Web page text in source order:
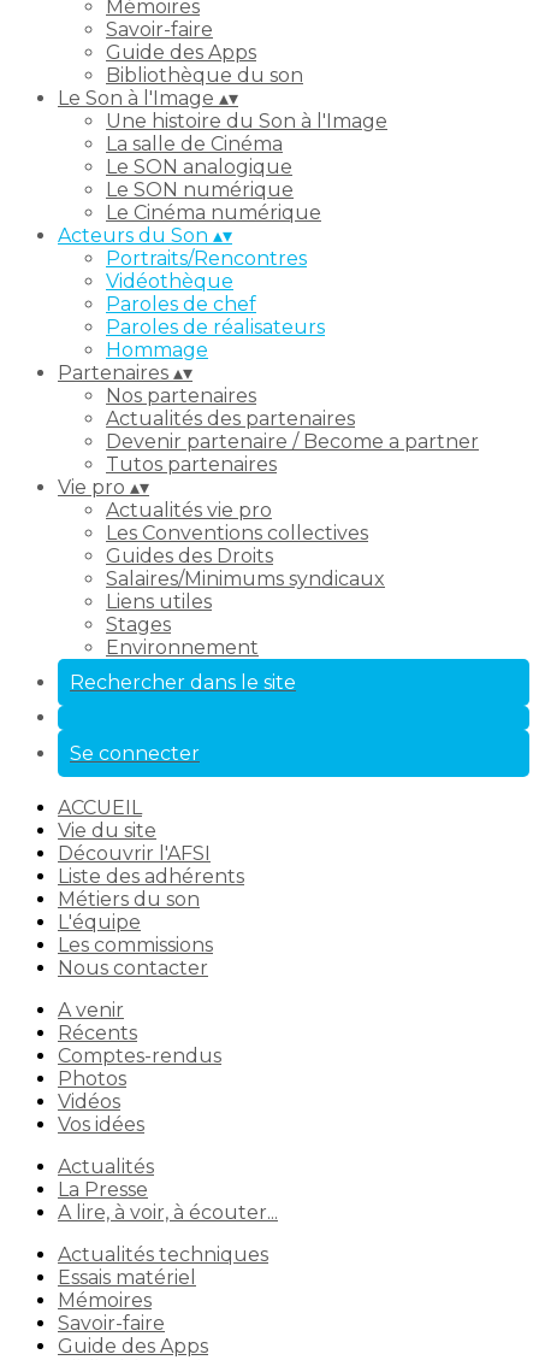
Mémoires
Savoir-faire
Guide des Apps
Bibliothèque du son
Le Son à l'Image ▴▾
Une histoire du Son à l'Image
La salle de Cinéma
Le SON analogique
Le SON numérique
Le Cinéma numérique
Acteurs du Son ▴▾
Portraits/Rencontres
Vidéothèque
Paroles de chef
Paroles de réalisateurs
Hommage
Partenaires ▴▾
Nos partenaires
Actualités des partenaires
Devenir partenaire / Become a partner
Tutos partenaires
Vie pro ▴▾
Actualités vie pro
Les Conventions collectives
Guides des Droits
Salaires/Minimums syndicaux
Liens utiles
Stages
Environnement
Rechercher dans le site
Se connecter
ACCUEIL
Vie du site
Découvrir l'AFSI
Liste des adhérents
Métiers du son
L'équipe
Les commissions
Nous contacter
A venir
Récents
Comptes-rendus
Photos
Vidéos
Vos idées
Actualités
La Presse
A lire, à voir, à écouter...
Actualités techniques
Essais matériel
Mémoires
Savoir-faire
Guide des Apps